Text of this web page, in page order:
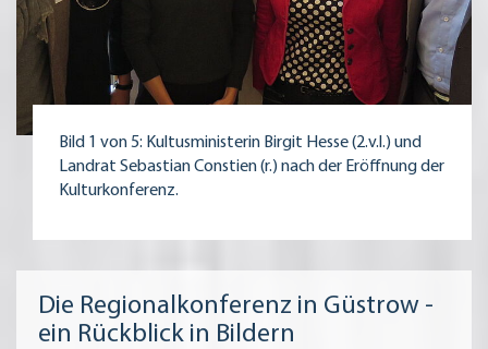
Bild 1 von 5: Kultusministerin Birgit Hesse (2.v.l.) und
Landrat Sebastian Constien (r.) nach der Eröffnung der
Kulturkonferenz.
Die Regionalkonferenz in Güstrow -
ein Rückblick in Bildern